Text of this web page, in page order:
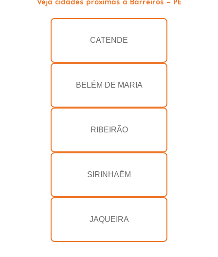
CATENDE
BELÉM DE MARIA
RIBEIRÃO
SIRINHAÉM
JAQUEIRA